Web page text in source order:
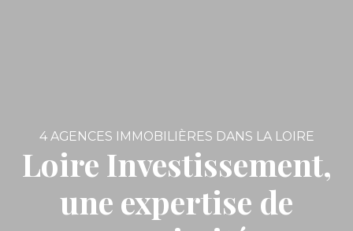
4 AGENCES IMMOBILIÈRES DANS LA LOIRE
Loire Investissement,
une expertise de